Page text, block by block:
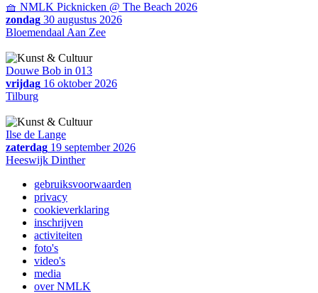
🧺 NMLK Picknicken @ The Beach 2026
zondag 30 augustus 2026
Bloemendaal Aan Zee
Douwe Bob in 013
vrijdag 16 oktober 2026
Tilburg
Ilse de Lange
zaterdag 19 september 2026
Heeswijk Dinther
gebruiksvoorwaarden
privacy
cookieverklaring
inschrijven
activiteiten
foto's
video's
media
over NMLK